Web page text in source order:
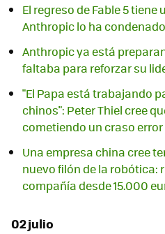
El regreso de Fable 5
Anthropic lo ha
Anthropic ya está
faltaba para reforzar su
"El Papa está trabajando
chinos": Peter Thiel cree
cometiendo un craso error
Una empresa china cree
nuevo filón de la robótica:
compañía desde 15.000
02 julio